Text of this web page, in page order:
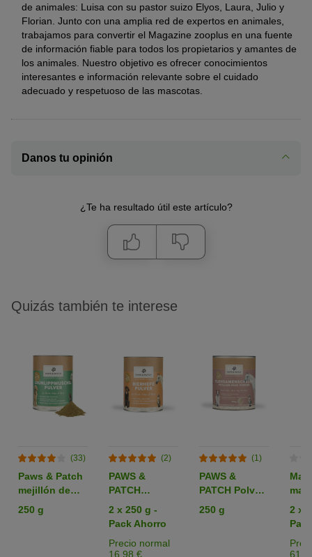
de animales: Luisa con su pastor suizo Elyos, Laura, Julio y
Florian. Junto con una amplia red de expertos en animales,
trabajamos para convertir el Magazine zooplus en una fuente
de información fiable para todos los propietarios y amantes de
los animales. Nuestro objetivo es ofrecer conocimientos
interesantes e información relevante sobre el cuidado
adecuado y respetuoso de las mascotas.
Danos tu opinión
¿Te ha resultado útil este artículo?
Quizás también te interese
(33)
Paws & Patch
mejillón de
labio verde en
polvo para
250 g
(2)
PAWS &
PATCH
Levadura de
cerveza en
2 x 250 g -
Pack Ahorro
Precio normal
16,98 €
(1)
PAWS &
PATCH Polvo
de cáscara de
psyllium
250 g
2 x